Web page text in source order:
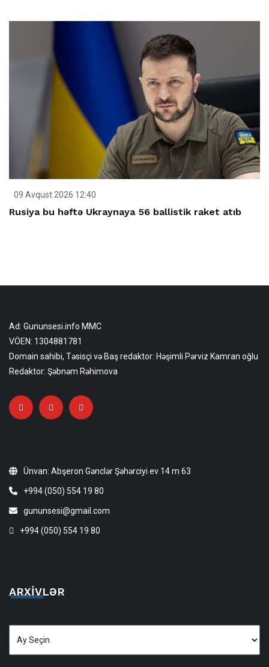
09 Avqust 2026 12:40
Rusiya bu həftə Ukraynaya 56 ballistik raket atıb
Ad: Gununsesi.info MMC
VÖEN: 1304881781
Domain sahibi, Təsisçi və Baş redaktor: Həşimli Pərviz Kamran oğlu
Redaktor: Şəbnəm Rəhimova
Ünvan: Abşeron Gənclər Şəhərciyi ev 14 m 63
+994 (050) 554 19 80
gununsesi@gmail.com
+994 (050) 554 19 80
ARXIVLƏR
Arxivlər